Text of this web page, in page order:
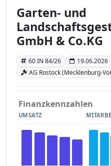
Garten- und
GmbH & Co.KG
60 IN 84/26
19.06.2026
AG Rostock (Mecklenburg-
Finanzkennzahlen
UMSATZ